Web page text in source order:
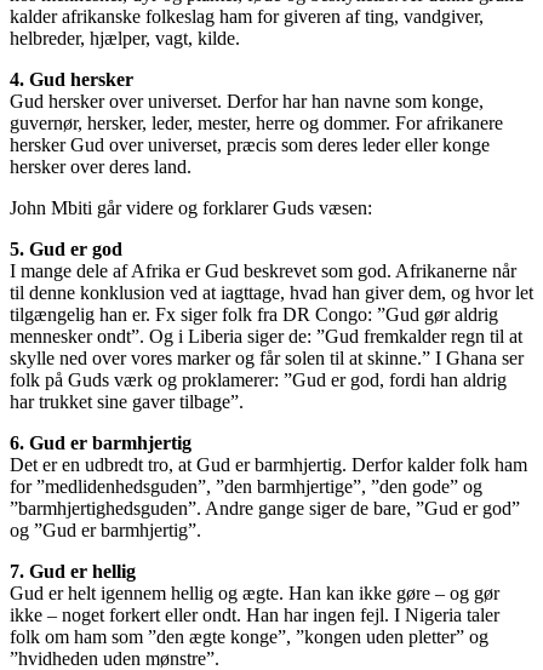
kalder afrikanske folkeslag ham for giveren af ting, vandgiver,
helbreder, hjælper, vagt, kilde.
4. Gud hersker
Gud hersker over universet. Derfor har han navne som konge,
guvernør, hersker, leder, mester, herre og dommer. For afrikanere
hersker Gud over universet, præcis som deres leder eller konge
hersker over deres land.
John Mbiti går videre og forklarer Guds væsen:
5. Gud er god
I mange dele af Afrika er Gud beskrevet som god. Afrikanerne når
til denne konklusion ved at iagttage, hvad han giver dem, og hvor let
tilgængelig han er. Fx siger folk fra DR Congo: ”Gud gør aldrig
mennesker ondt”. Og i Liberia siger de: ”Gud fremkalder regn til at
skylle ned over vores marker og får solen til at skinne.” I Ghana ser
folk på Guds værk og proklamerer: ”Gud er god, fordi han aldrig
har trukket sine gaver tilbage”.
6. Gud er barmhjertig
Det er en udbredt tro, at Gud er barmhjertig. Derfor kalder folk ham
for ”medlidenhedsguden”, ”den barmhjertige”, ”den gode” og
”barmhjertighedsguden”. Andre gange siger de bare, ”Gud er god”
og ”Gud er barmhjertig”.
7. Gud er hellig
Gud er helt igennem hellig og ægte. Han kan ikke gøre – og gør
ikke – noget forkert eller ondt. Han har ingen fejl. I Nigeria taler
folk om ham som ”den ægte konge”, ”kongen uden pletter” og
”hvidheden uden mønstre”.